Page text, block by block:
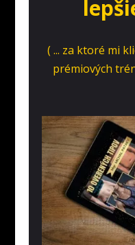
( ... za ktoré mi
prémiových